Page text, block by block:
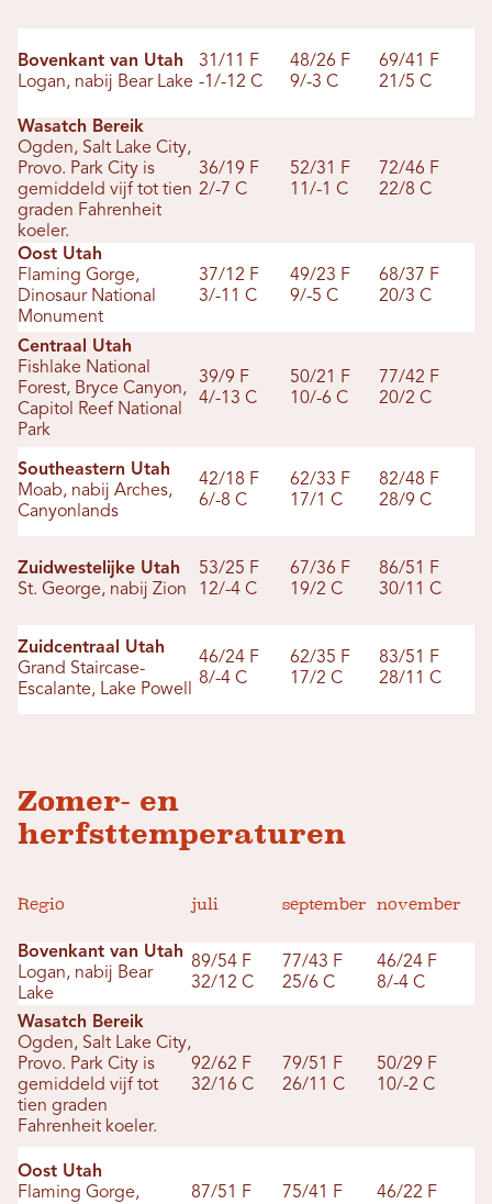
Bovenkant van Utah
Logan, nabij Bear Lake
31/11 F
-1/-12 C
48/26 F
9/-3 C
69/41 F
21/5 C
Wasatch Bereik
Ogden, Salt Lake City,
Provo. Park City is
gemiddeld vijf tot tien
graden Fahrenheit
koeler.
36/19 F
2/-7 C
52/31 F
11/-1 C
72/46 F
22/8 C
Oost Utah
Flaming Gorge,
Dinosaur National
Monument
37/12 F
3/-11 C
49/23 F
9/-5 C
68/37 F
20/3 C
Centraal Utah
Fishlake National
Forest, Bryce Canyon,
Capitol Reef National
Park
39/9 F
4/-13 C
50/21 F
10/-6 C
77/42 F
20/2 C
Southeastern Utah
Moab, nabij Arches,
Canyonlands
42/18 F
6/-8 C
62/33 F
17/1 C
82/48 F
28/9 C
Zuidwestelijke Utah
St. George, nabij Zion
53/25 F
12/-4 C
67/36 F
19/2 C
86/51 F
30/11 C
Zuidcentraal Utah
Grand Staircase-
Escalante, Lake Powell
46/24 F
8/-4 C
62/35 F
17/2 C
83/51 F
28/11 C
Zomer- en
herfsttemperaturen
Regio juli september november
Bovenkant van Utah
Logan, nabij Bear
Lake
89/54 F
32/12 C
77/43 F
25/6 C
46/24 F
8/-4 C
Wasatch Bereik
Ogden, Salt Lake City,
Provo. Park City is
gemiddeld vijf tot
tien graden
Fahrenheit koeler.
92/62 F
32/16 C
79/51 F
26/11 C
50/29 F
10/-2 C
Oost Utah
Flaming Gorge,
87/51 F
75/41 F
46/22 F